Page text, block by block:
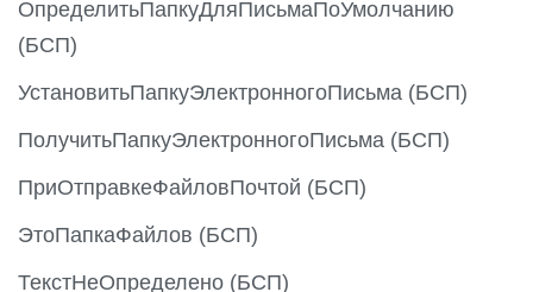
ОпределитьПапкуДляПисьмаПоУмолчанию
(БСП)
УстановитьПапкуЭлектронногоПисьма (БСП)
ПолучитьПапкуЭлектронногоПисьма (БСП)
ПриОтправкеФайловПочтой (БСП)
ЭтоПапкаФайлов (БСП)
ТекстНеОпределено (БСП)